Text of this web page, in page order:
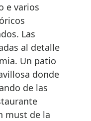
e varios
Las
al detalle
Un patio
donde
de las
must de la